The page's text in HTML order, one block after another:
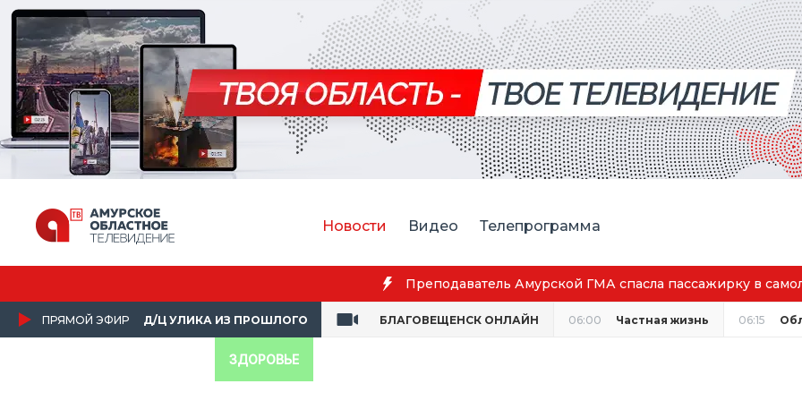
Новости Видео Телепрограмма
Преподаватель Амурской ГМА спасла пассажирку в
ПРЯМОЙ ЭФИР Д/Ц УЛИКА ИЗ ПРОШЛОГО БЛАГОВЕЩЕНСК ОНЛАЙН 06:00 Частная жизнь 06:15
ЗДОРОВЬЕ